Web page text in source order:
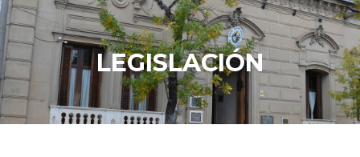
LEGISLACIÓN